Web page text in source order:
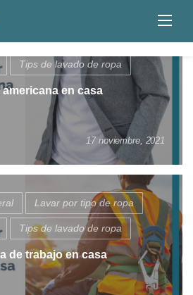
Tips de lavado de ropa
en casa
17 noviembre, 2021
Lavar por tipo de ropa
Tips de lavado de ropa
de trabajo en casa